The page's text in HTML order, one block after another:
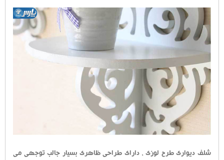
شلف دیواری طرح لوزی ، دارای طراحی ظاهری بسیار جالب توجهی می